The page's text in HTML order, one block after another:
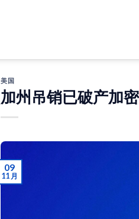
美国
加州吊销已破产加
09
11 月